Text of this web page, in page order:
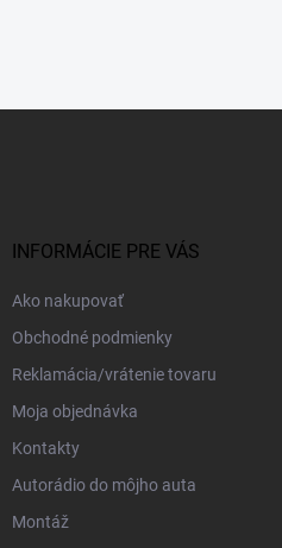
INFORMÁCIE PRE VÁS
Ako nakupovať
Obchodné podmienky
Reklamácia/vrátenie tovaru
Moja objednávka
Kontakty
Autorádio do môjho auta
Montáž